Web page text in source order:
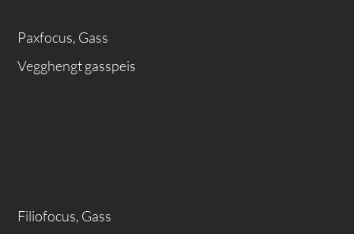
Paxfocus, Gass
Vegghengt gasspeis
Filiofocus, Gass